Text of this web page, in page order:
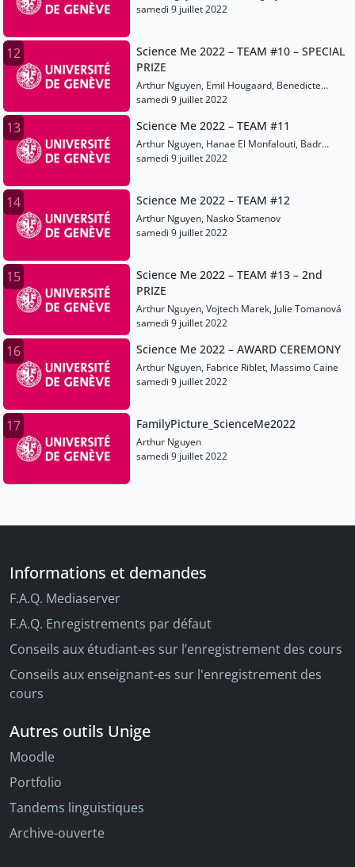
samedi 9 juillet 2022
12
Science Me 2022 – TEAM #10 – SPECIAL
PRIZE
Arthur Nguyen, Emil Hougaard, Benedicte
Svendsen
samedi 9 juillet 2022
13 Science Me 2022 – TEAM #11
Arthur Nguyen, Hanae El Monfalouti, Badr
Eddine Kartah
samedi 9 juillet 2022
14 Science Me 2022 – TEAM #12
Arthur Nguyen, Nasko Stamenov
samedi 9 juillet 2022
15
Science Me 2022 – TEAM #13 – 2nd
PRIZE
Arthur Nguyen, Vojtech Marek, Julie Tomanová
samedi 9 juillet 2022
16 Science Me 2022 – AWARD CEREMONY
Arthur Nguyen, Fabrice Riblet, Massimo Caine
samedi 9 juillet 2022
17 FamilyPicture_ScienceMe2022
Arthur Nguyen
samedi 9 juillet 2022
Informations et demandes
F.A.Q. Mediaserver
F.A.Q. Enregistrements par défaut
Conseils aux étudiant-es sur l’enregistrement des cours
Conseils aux enseignant-es sur l'enregistrement des
cours
Autres outils Unige
Moodle
Portfolio
Tandems linguistiques
Archive-ouverte